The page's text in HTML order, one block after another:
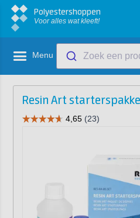
Polyestershoppen
Voor alles wat kleeft!
Menu Zoek een
Resin Art